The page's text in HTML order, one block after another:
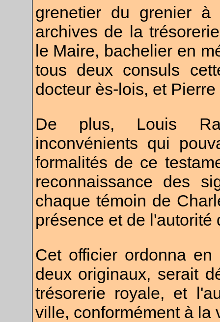
grenetier du grenier
archives de la
le Maire, bachelier en
tous deux consuls
docteur ès-lois, et
De plus, Louis
inconvénients qui
formalités de ce
reconnaissance des
chaque témoin de
présence et de
Cet officier ordonna
deux originaux, serait
trésorerie royale, et
ville, conformément à la